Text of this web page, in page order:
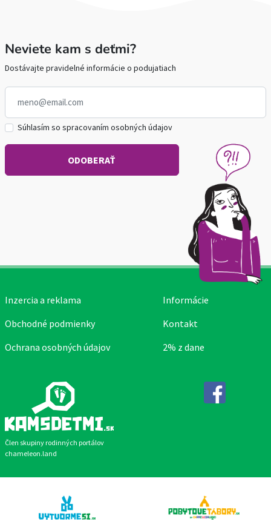
Neviete kam s deťmi?
Dostávajte pravidelné informácie o podujatiach
Súhlasím so spracovaním osobných údajov
Člen skupiny rodinných portálov
chameleon.land
Inzercia a reklama
Obchodné podmienky
Ochrana osobných údajov
Informácie
Kontakt
2% z dane